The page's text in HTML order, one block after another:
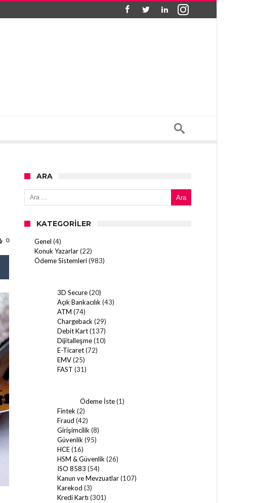
0
ARA
Arama:
KATEGORILER
Genel (4)
Konuk Yazarlar(22)
Ödeme Sistemleri(983)
3D Secure(20)
Açık Bankacılık (43)
ATM (74)
Chargeback (29)
Debit Kart(137)
Dijitalleşme(10)
E-Ticaret(72)
EMV(25)
FAST (31)
Ödeme İste(1)
Fintek (2)
Fraud (42)
Girişimcilik (8)
Güvenlik (95)
HCE(16)
HSM & Güvenlik (26)
ISO 8583 (54)
Kanun ve Mevzuatlar(107)
Karekod (3)
Kredi Kartı (301)